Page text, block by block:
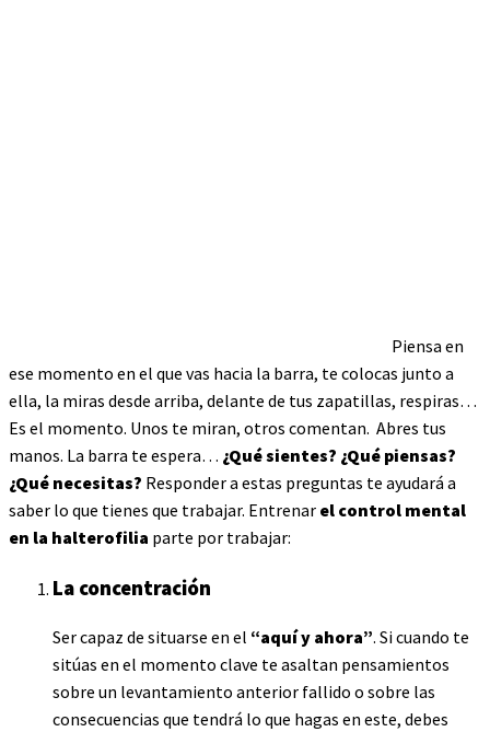
Piensa en
ese momento en el que vas hacia la barra, te colocas junto a
ella, la miras desde arriba, delante de tus zapatillas, respiras…
Es el momento. Unos te miran, otros comentan. Abres tus
manos. La barra te espera… ¿Qué sientes? ¿Qué piensas?
¿Qué necesitas? Responder a estas preguntas te ayudará a
saber lo que tienes que trabajar. Entrenar el control mental
en la halterofilia parte por trabajar:
La concentración
Ser capaz de situarse en el “aquí y ahora”. Si cuando te
sitúas en el momento clave te asaltan pensamientos
sobre un levantamiento anterior fallido o sobre las
consecuencias que tendrá lo que hagas en este, debes